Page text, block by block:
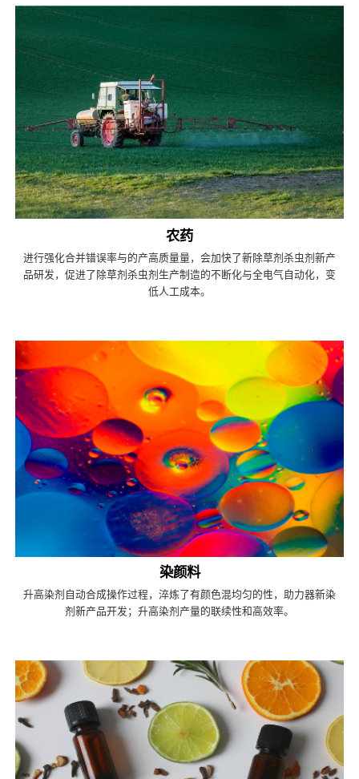
农药
进行强化合并错误率与的产高质量量，会加快了新除草剂杀虫剂新产
品研发，促进了除草剂杀虫剂生产制造的不断化与全电气自动化，变
低人工成本。
染颜料
升高染剂自动合成操作过程，淬炼了有颜色混均匀的性，助力器新染
剂新产品开发；升高染剂产量的联续性和高效率。